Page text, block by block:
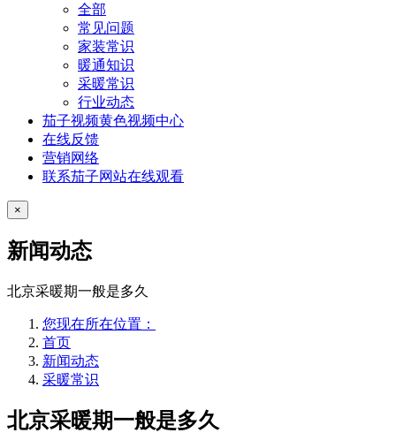
全部
常见问题
家装常识
暖通知识
采暖常识
行业动态
茄子视频黄色视频中心
在线反馈
营销网络
联系茄子网站在线观看
×
新闻动态
北京采暖期一般是多久
您现在所在位置：
首页
新闻动态
采暖常识
北京采暖期一般是多久